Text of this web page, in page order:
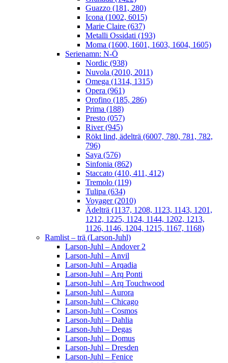
Guazzo (181, 280)
Icona (1002, 6015)
Marie Claire (637)
Metalli Ossidati (193)
Moma (1600, 1601, 1603, 1604, 1605)
Serienamn: N-Ö
Nordic (938)
Nuvola (2010, 2011)
Omega (1314, 1315)
Opera (961)
Orofino (185, 286)
Prima (188)
Presto (057)
River (945)
Rökt lind, ädelträ (6007, 780, 781, 782,
796)
Saya (576)
Sinfonia (862)
Staccato (410, 411, 412)
Tremolo (119)
Tulipa (634)
Voyager (2010)
Ädelträ (1137, 1208, 1123, 1143, 1201,
1212, 1225, 1124, 1144, 1202, 1213,
1126, 1146, 1204, 1215, 1167, 1168)
Ramlist – trä (Larson-Juhl)
Larson-Juhl – Andover 2
Larson-Juhl – Anvil
Larson-Juhl – Arqadia
Larson-Juhl – Arq Ponti
Larson-Juhl – Arq Touchwood
Larson-Juhl – Aurora
Larson-Juhl – Chicago
Larson-Juhl – Cosmos
Larson-Juhl – Dahlia
Larson-Juhl – Degas
Larson-Juhl – Domus
Larson-Juhl – Dresden
Larson-Juhl – Fenice